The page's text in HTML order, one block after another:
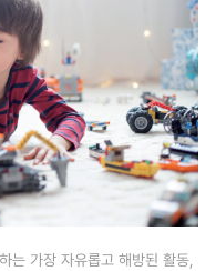
는 가장 자유롭고 해방된 활동,